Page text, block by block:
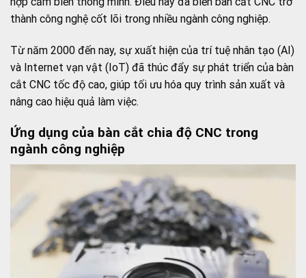
thành công nghệ cốt lõi trong nhiều ngành công nghiệp.
Từ năm 2000 đến nay, sự xuất hiện của trí tuệ nhân tạo (AI)
và Internet vạn vật (IoT) đã thúc đẩy sự phát triển của bàn
cắt CNC tốc độ cao, giúp tối ưu hóa quy trình sản xuất và
nâng cao hiệu quả làm việc.
Ứng dụng của bàn cắt chia độ CNC trong
ngành công nghiệp